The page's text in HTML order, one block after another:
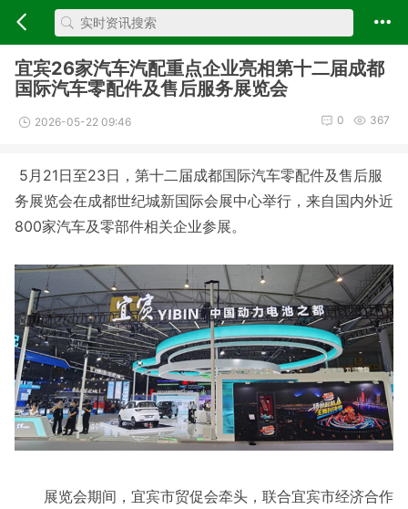
宜宾26家汽车汽配重点企业亮相第十二届成都
国际汽车零配件及售后服务展览会
2026-05-22 09:46 367
0
5月21日至23日，第十二届成都国际汽车零配件及售后服
务展览会在成都世纪城新国际会展中心举行，来自国内外近
800家汽车及零部件相关企业参展。
展览会期间，宜宾市贸促会牵头，联合宜宾市经济合作